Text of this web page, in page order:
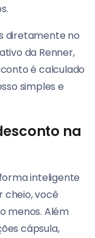
diretamente no
da Renner,
é calculado
simples e
na
inteligente
cheio, você
menos. Além
cápsula,